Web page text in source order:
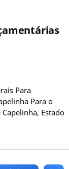
Para
Para o
Estado